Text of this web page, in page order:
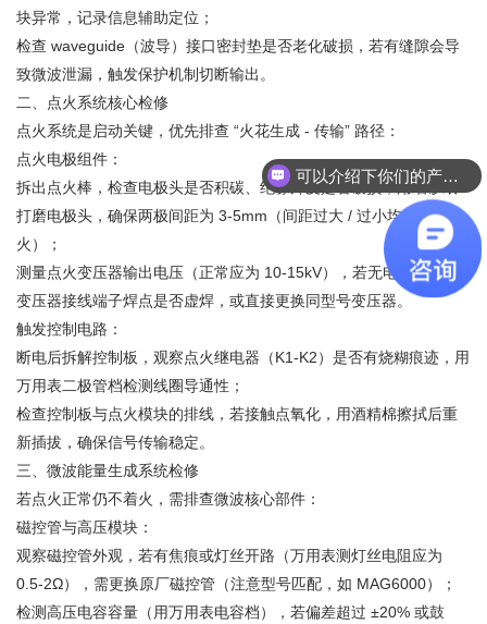
块异常，记录信息辅助定位；
检查 waveguide（波导）接口密封垫是否老化破损，若有缝隙会导
致微波泄漏，触发保护机制切断输出。
二、点火系统核心检修
点火系统是启动关键，优先排查 “火花生成 - 传输” 路径：
点火电极组件：
拆出点火棒，检查电极头是否积碳、绝缘外皮是否破损，用细砂纸
打磨电极头，确保两极间距为 3-5mm（间距过大 / 过小均无法点
火）；
测量点火变压器输出电压（正常应为 10-15kV），若无电压，检查
变压器接线端子焊点是否虚焊，或直接更换同型号变压器。
触发控制电路：
断电后拆解控制板，观察点火继电器（K1-K2）是否有烧糊痕迹，用
万用表二极管档检测线圈导通性；
检查控制板与点火模块的排线，若接触点氧化，用酒精棉擦拭后重
新插拔，确保信号传输稳定。
三、微波能量生成系统检修
若点火正常仍不着火，需排查微波核心部件：
磁控管与高压模块：
观察磁控管外观，若有焦痕或灯丝开路（万用表测灯丝电阻应为
0.5-2Ω），需更换原厂磁控管（注意型号匹配，如 MAG6000）；
检测高压电容容量（用万用表电容档），若偏差超过 ±20% 或鼓
可以介绍下你们的产品么？